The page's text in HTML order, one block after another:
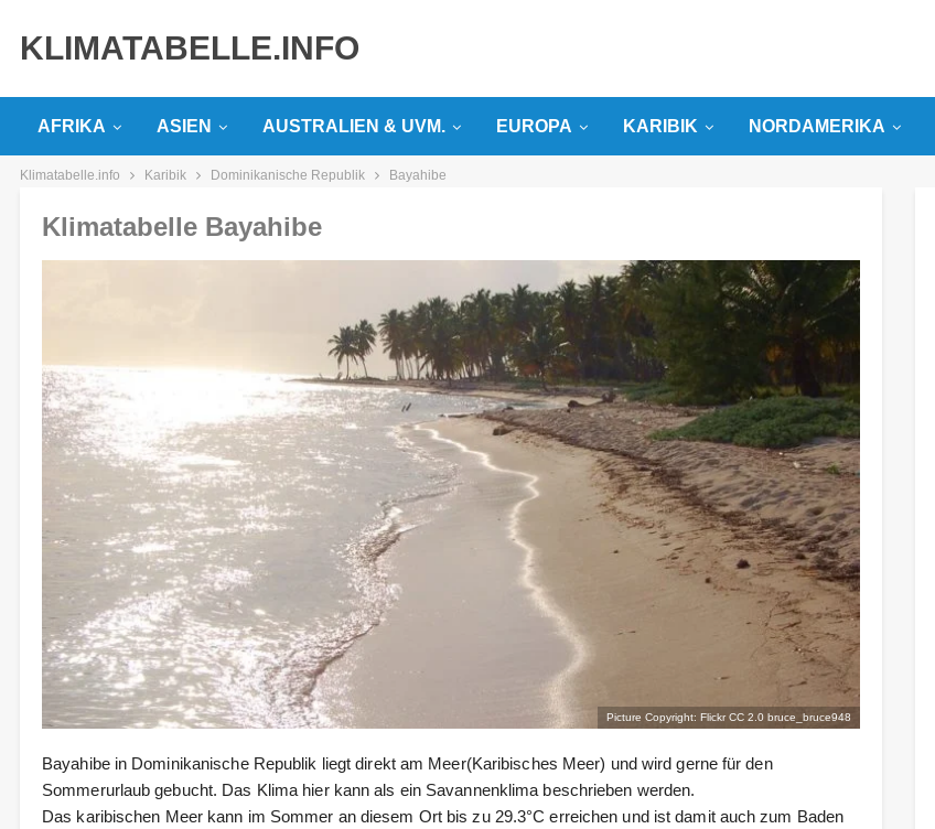
KLIMATABELLE.INFO
AFRIKA ASIEN AUSTRALIEN & UVM. EUROPA KARIBIK NORDAMERIKA
Klimatabelle.info Karibik Dominikanische Republik Bayahibe
Klimatabelle Bayahibe
Picture Copyright: Flickr CC 2.0 bruce_bruce948
Bayahibe in Dominikanische Republik liegt direkt am Meer(Karibisches Meer) und wird gerne für den
Sommerurlaub gebucht. Das Klima hier kann als ein Savannenklima beschrieben werden.
Das karibischen Meer kann im Sommer an diesem Ort bis zu 29.3°C erreichen und ist damit auch zum Baden